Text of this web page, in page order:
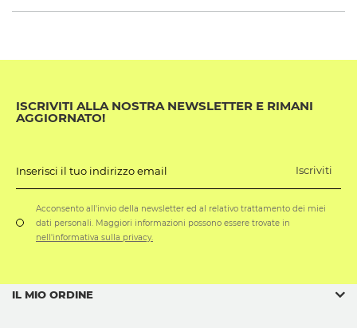
ISCRIVITI ALLA NOSTRA NEWSLETTER E RIMANI
AGGIORNATO!
Inserisci il tuo indirizzo email Iscriviti
Acconsento all'invio della newsletter ed al relativo trattamento dei miei
dati personali. Maggiori informazioni possono essere trovate in
nell'informativa sulla privacy.
IL MIO ORDINE